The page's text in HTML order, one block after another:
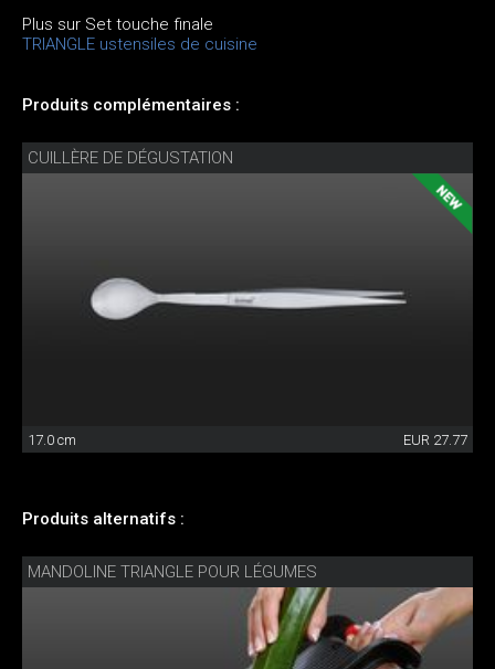
Plus sur Set touche finale
TRIANGLE ustensiles de cuisine
Produits complémentaires :
CUILLÈRE DE DÉGUSTATION
17.0 cm EUR 27.77
Produits alternatifs :
MANDOLINE TRIANGLE POUR LÉGUMES